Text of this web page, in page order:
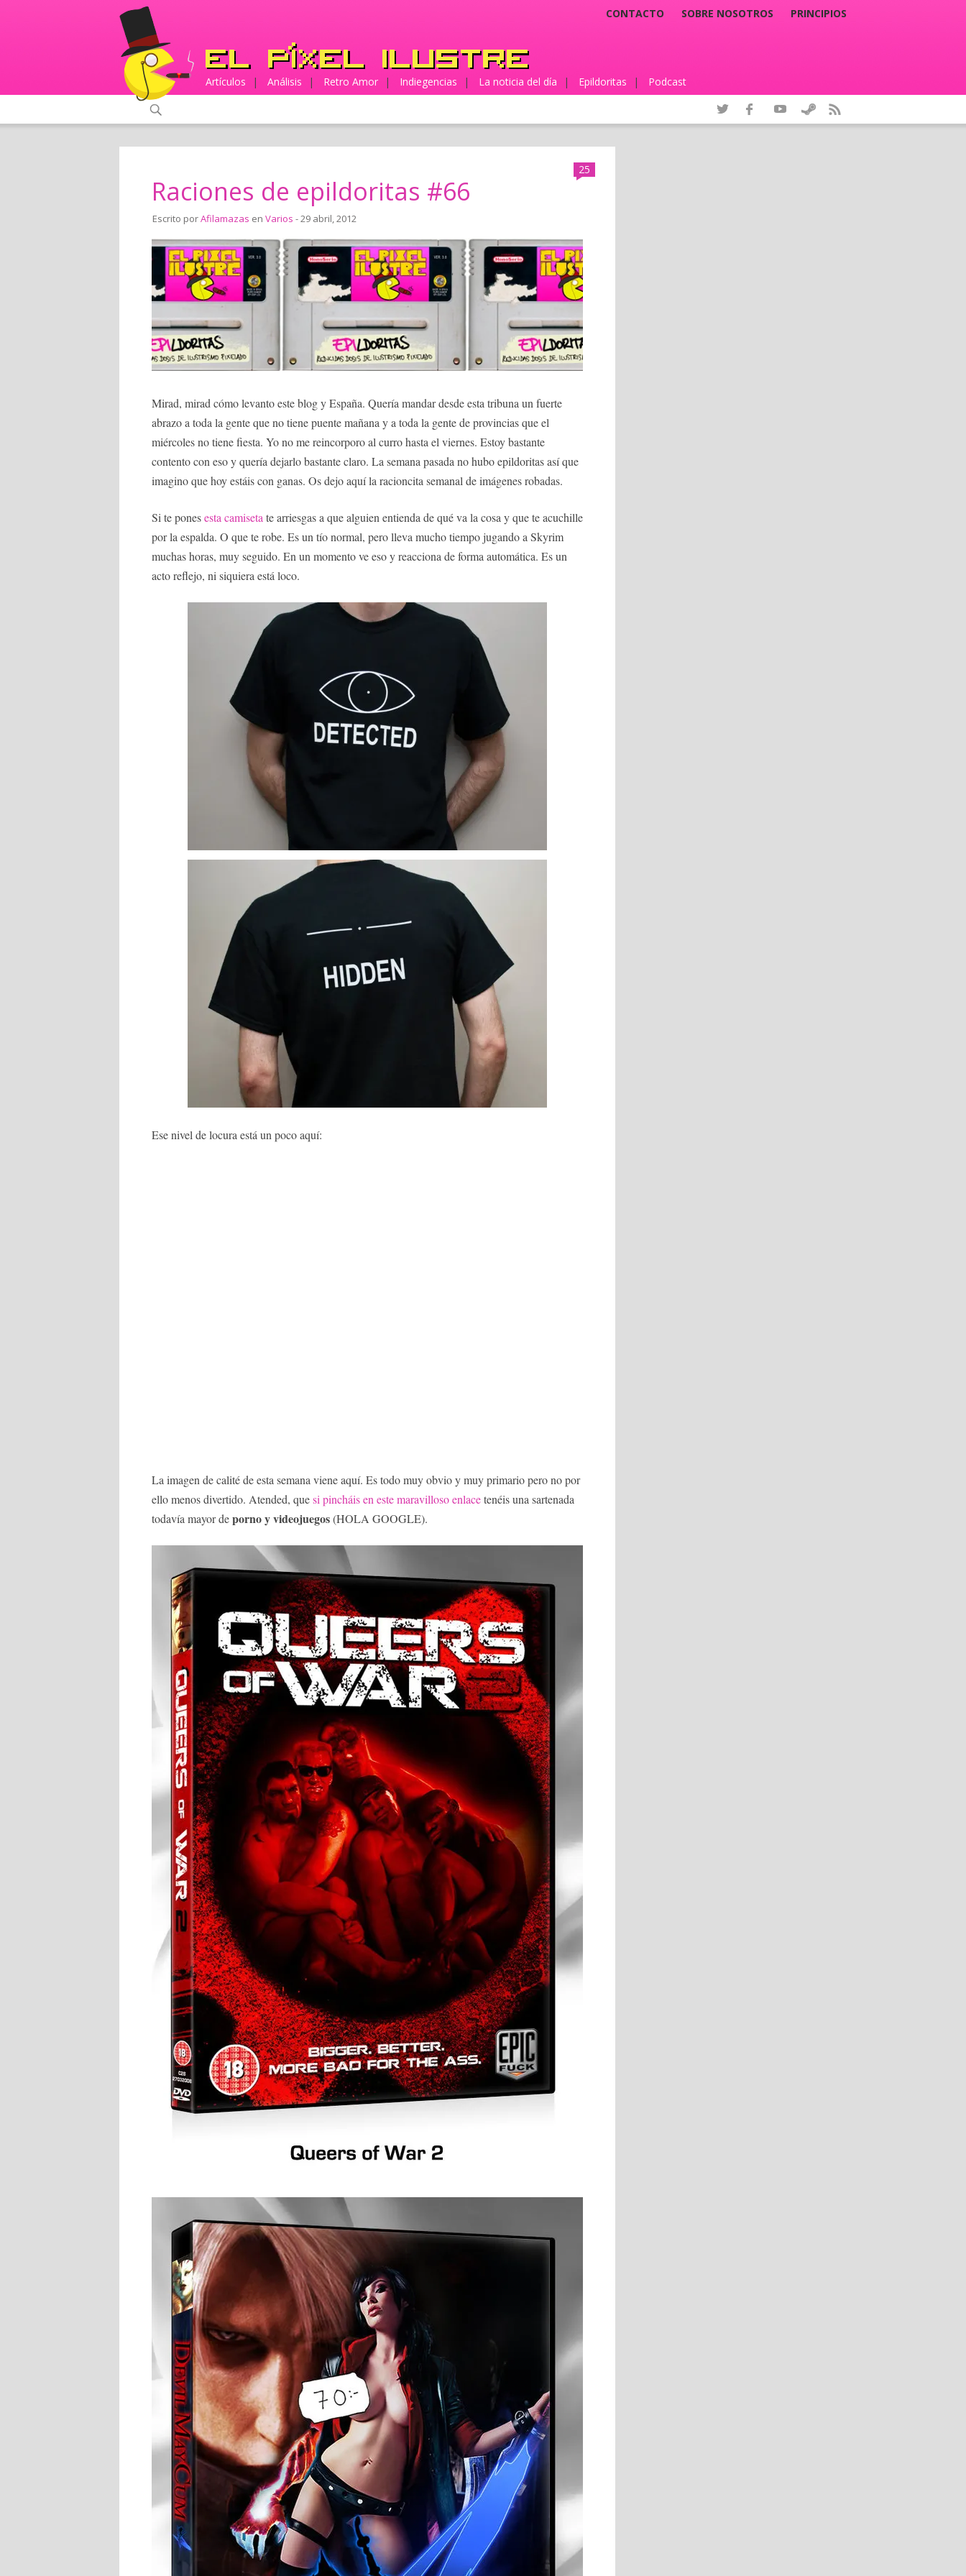
CONTACTO SOBRE NOSOTROS PRINCIPIOS
Artículos | Análisis | Retro Amor | Indiegencias | La noticia del día | Epildoritas | Podcast
25
Raciones de epildoritas #66
Escrito porAfilamazas en Varios - 29 abril, 2012
Mirad, mirad cómo levanto este blog y España. Quería mandar desde esta tribuna un fuerte
abrazo a toda la gente que no tiene puente mañana y a toda la gente de provincias que el
miércoles no tiene fiesta. Yo no me reincorporo al curro hasta el viernes. Estoy bastante
contento con eso y quería dejarlo bastante claro. La semana pasada no hubo epildoritas así que
imagino que hoy estáis con ganas. Os dejo aquí la racioncita semanal de imágenes robadas.
Si te ponesesta camiseta te arriesgas a que alguien entienda de qué va la cosa y que te acuchille
por la espalda. O que te robe. Es un tío normal, pero lleva mucho tiempo jugando a Skyrim
muchas horas, muy seguido. En un momento ve eso y reacciona de forma automática. Es un
acto reflejo, ni siquiera está loco.
Ese nivel de locura está un poco aquí:
La imagen de calité de esta semana viene aquí. Es todo muy obvio y muy primario pero no por
ello menos divertido. Atended, quesi pincháis en este maravilloso enlacetenéis una sartenada
todavía mayor deporno y videojuegos(HOLA GOOGLE).